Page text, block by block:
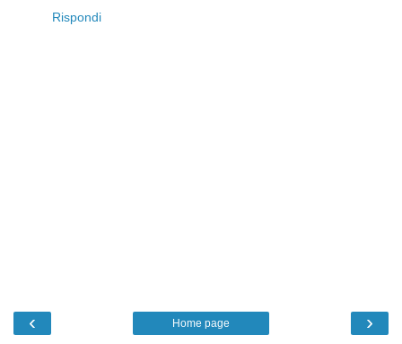
Rispondi
‹ ›
Home page